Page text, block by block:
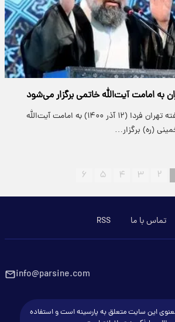
به امامت آیت‌الله خاتمی برگزار می‌شود
پارسینه: نمازجمعه این هفته تهران فردا (۱۲ آذر ۱۴۰۰) به امامت آیت‌الله
(ره) برگزار…
۲ ۳ ۴ ۵ ۶
تماس با ما RSS
info@parsine.com
این سایت متعلق به پارسینه است و استفاده